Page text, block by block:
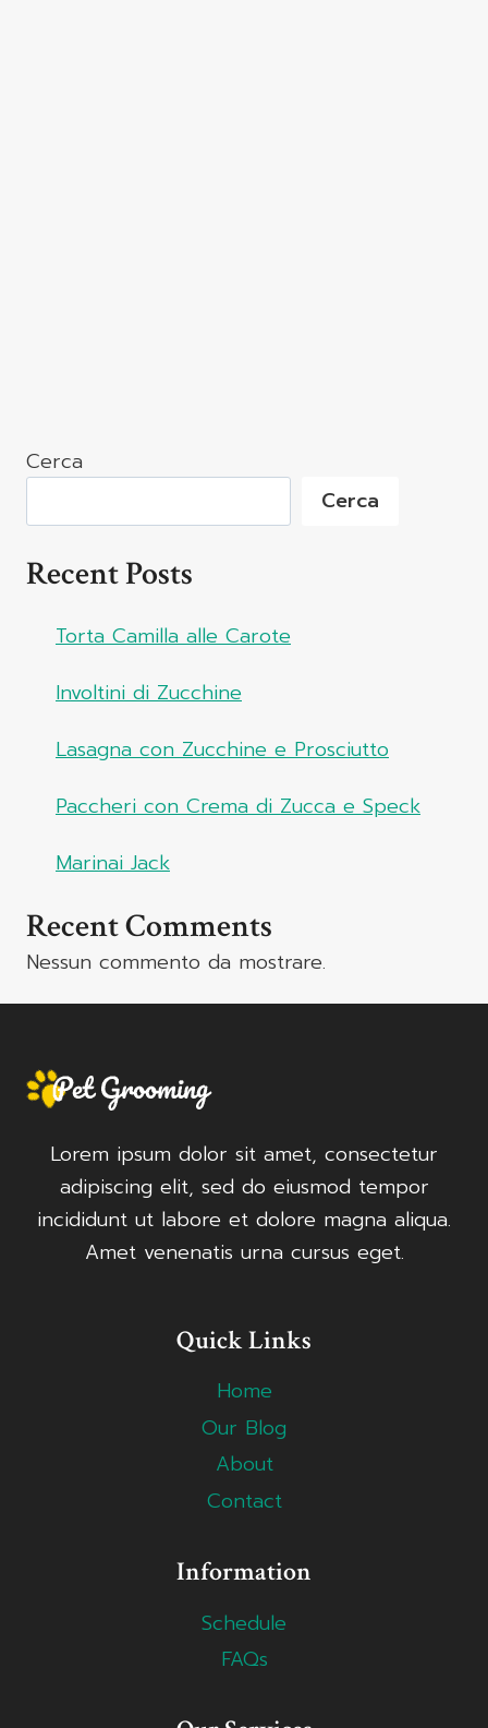
Cerca
Cerca
Recent Posts
Torta Camilla alle Carote
Involtini di Zucchine
Lasagna con Zucchine e Prosciutto
Paccheri con Crema di Zucca e Speck
Marinai Jack
Recent Comments
Nessun commento da mostrare.
Lorem ipsum dolor sit amet, consectetur
adipiscing elit, sed do eiusmod tempor
incididunt ut labore et dolore magna aliqua.
Amet venenatis urna cursus eget.
Quick Links
Home
Our Blog
About
Contact
Information
Schedule
FAQs